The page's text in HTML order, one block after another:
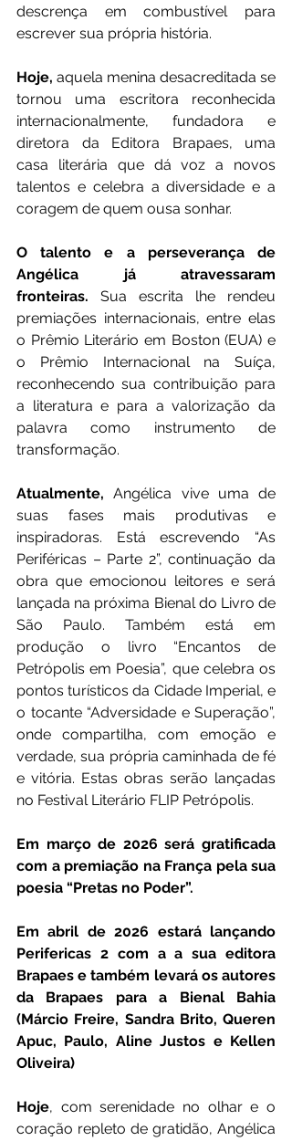
descrença em combustível para
escrever sua própria história.
Hoje, aquela menina desacreditada se
tornou uma escritora reconhecida
internacionalmente, fundadora e
diretora da Editora Brapaes, uma
casa literária que dá voz a novos
talentos e celebra a diversidade e a
coragem de quem ousa sonhar.
O talento e a perseverança de
Angélica já atravessaram
fronteiras. Sua escrita lhe rendeu
premiações internacionais, entre elas
o Prêmio Literário em Boston (EUA) e
o Prêmio Internacional na Suíça,
reconhecendo sua contribuição para
a literatura e para a valorização da
palavra como instrumento de
transformação.
Atualmente, Angélica vive uma de
suas fases mais produtivas e
inspiradoras. Está escrevendo “As
Periféricas – Parte 2”, continuação da
obra que emocionou leitores e será
lançada na próxima Bienal do Livro de
São Paulo. Também está em
produção o livro “Encantos de
Petrópolis em Poesia”, que celebra os
pontos turísticos da Cidade Imperial, e
o tocante “Adversidade e Superação”,
onde compartilha, com emoção e
verdade, sua própria caminhada de fé
e vitória. Estas obras serão lançadas
no Festival Literário FLIP Petrópolis.
Em março de 2026 será gratificada
com a premiação na França pela sua
poesia “Pretas no Poder”.
Em abril de 2026 estará lançando
Perifericas 2 com a a sua editora
Brapaes e também levará os autores
da Brapaes para a Bienal Bahia
(Márcio Freire, Sandra Brito, Queren
Apuc, Paulo, Aline Justos e Kellen
Oliveira)
Hoje, com serenidade no olhar e o
coração repleto de gratidão, Angélica